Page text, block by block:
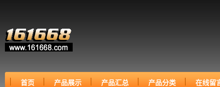
首页 产品展示 产品汇总 产品分类 在线留